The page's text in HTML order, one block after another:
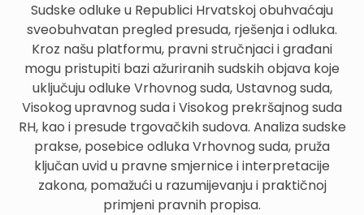
Sudske odluke u Republici Hrvatskoj obuhvaćaju
sveobuhvatan pregled presuda, rješenja i odluka.
Kroz našu platformu, pravni stručnjaci i građani
mogu pristupiti bazi ažuriranih sudskih objava koje
uključuju odluke Vrhovnog suda, Ustavnog suda,
Visokog upravnog suda i Visokog prekršajnog suda
RH, kao i presude trgovačkih sudova. Analiza sudske
prakse, posebice odluka Vrhovnog suda, pruža
ključan uvid u pravne smjernice i interpretacije
zakona, pomažući u razumijevanju i praktičnoj
primjeni pravnih propisa.